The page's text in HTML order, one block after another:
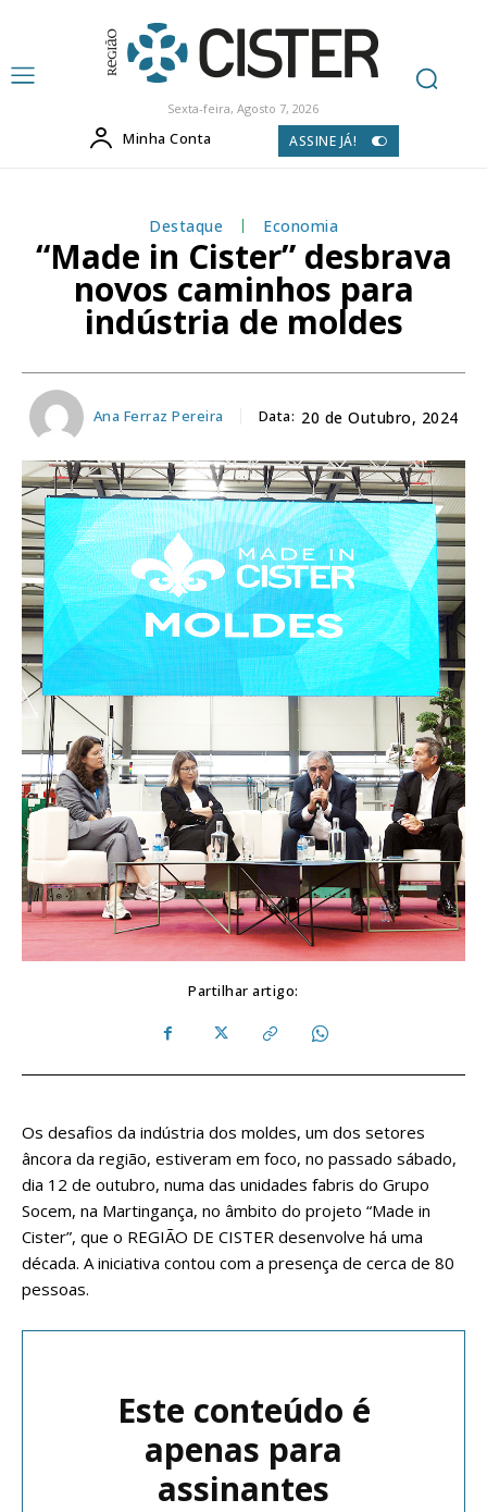
Sexta-feira, Agosto 7, 2026
Minha Conta ASSINE JÁ!
Destaque Economia
“Made in Cister” desbrava
novos caminhos para
indústria de moldes
Ana Ferraz Pereira Data: 20 de Outubro, 2024
Partilhar artigo:
Os desafios da indústria dos moldes, um dos setores
âncora da região, estiveram em foco, no passado sábado,
dia 12 de outubro, numa das unidades fabris do Grupo
Socem, na Martingança, no âmbito do projeto “Made in
Cister”, que o REGIÃO DE CISTER desenvolve há uma
década. A iniciativa contou com a presença de cerca de 80
pessoas.
Este conteúdo é
apenas para
assinantes